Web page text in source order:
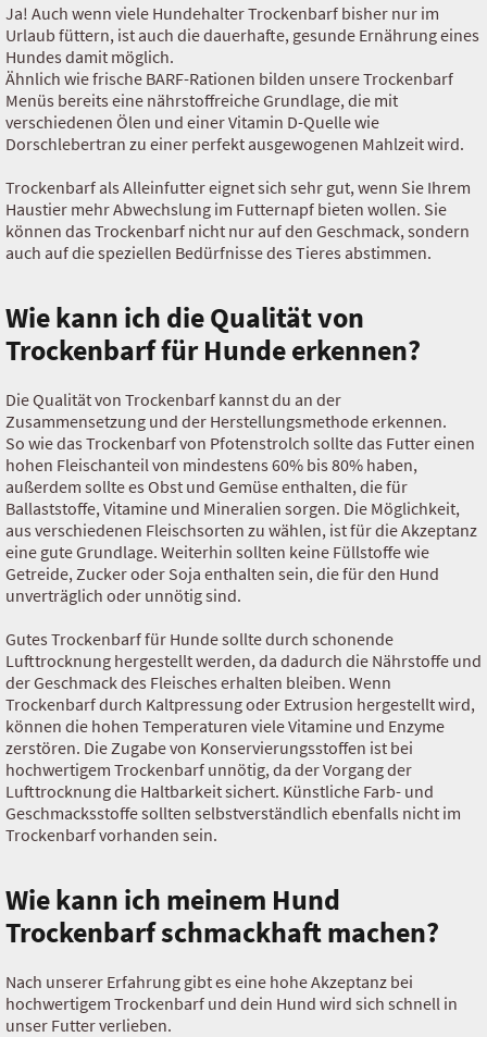
Ja! Auch wenn viele Hundehalter Trockenbarf bisher nur im
Urlaub füttern, ist auch die dauerhafte, gesunde Ernährung eines
Hundes damit möglich.
Ähnlich wie frische BARF-Rationen bilden unsere Trockenbarf
Menüs bereits eine nährstoffreiche Grundlage, die mit
verschiedenen Ölen und einer Vitamin D-Quelle wie
Dorschlebertran zu einer perfekt ausgewogenen Mahlzeit wird.
Trockenbarf als Alleinfutter eignet sich sehr gut, wenn Sie Ihrem
Haustier mehr Abwechslung im Futternapf bieten wollen. Sie
können das Trockenbarf nicht nur auf den Geschmack, sondern
auch auf die speziellen Bedürfnisse des Tieres abstimmen.
Wie kann ich die Qualität von
Trockenbarf für Hunde erkennen?
Die Qualität von Trockenbarf kannst du an der
Zusammensetzung und der Herstellungsmethode erkennen.
So wie das Trockenbarf von Pfotenstrolch sollte das Futter einen
hohen Fleischanteil von mindestens 60% bis 80% haben,
außerdem sollte es Obst und Gemüse enthalten, die für
Ballaststoffe, Vitamine und Mineralien sorgen. Die Möglichkeit,
aus verschiedenen Fleischsorten zu wählen, ist für die Akzeptanz
eine gute Grundlage. Weiterhin sollten keine Füllstoffe wie
Getreide, Zucker oder Soja enthalten sein, die für den Hund
unverträglich oder unnötig sind.
Gutes Trockenbarf für Hunde sollte durch schonende
Lufttrocknung hergestellt werden, da dadurch die Nährstoffe und
der Geschmack des Fleisches erhalten bleiben. Wenn
Trockenbarf durch Kaltpressung oder Extrusion hergestellt wird,
können die hohen Temperaturen viele Vitamine und Enzyme
zerstören. Die Zugabe von Konservierungsstoffen ist bei
hochwertigem Trockenbarf unnötig, da der Vorgang der
Lufttrocknung die Haltbarkeit sichert. Künstliche Farb- und
Geschmacksstoffe sollten selbstverständlich ebenfalls nicht im
Trockenbarf vorhanden sein.
Wie kann ich meinem Hund
Trockenbarf schmackhaft machen?
Nach unserer Erfahrung gibt es eine hohe Akzeptanz bei
hochwertigem Trockenbarf und dein Hund wird sich schnell in
unser Futter verlieben.